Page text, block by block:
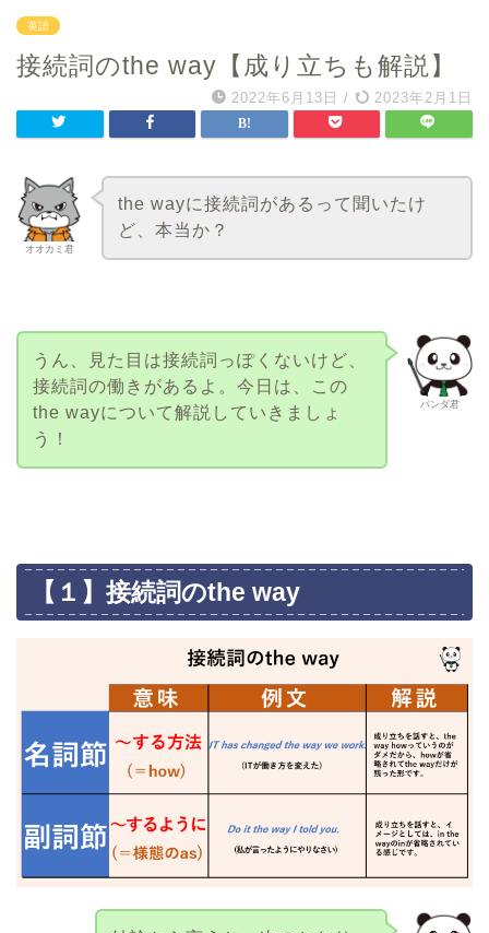
英語
接続詞のthe way【成り立ちも解説】
2022年6月13日 / 2023年2月1日
オオカミ君
the wayに接続詞があるって聞いたけ
ど、本当か？
パンダ君
うん、見た目は接続詞っぽくないけど、
接続詞の働きがあるよ。今日は、この
the wayについて解説していきましょ
う！
【１】接続詞のthe way